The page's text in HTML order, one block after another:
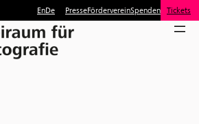
EnDe PresseFördervereinSpenden Tickets